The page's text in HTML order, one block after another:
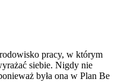
pracy, w którym
siebie. Nigdy nie
była ona w Plan Be